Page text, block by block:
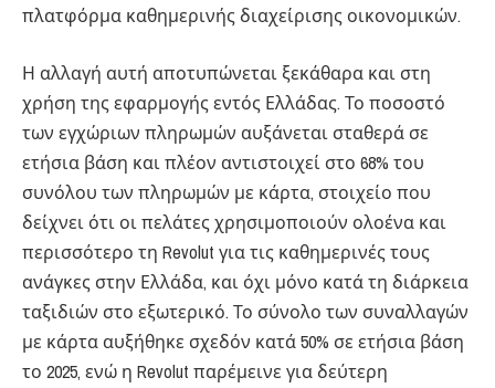
πλατφόρμα καθημερινής διαχείρισης οικονομικών.
Η αλλαγή αυτή αποτυπώνεται ξεκάθαρα και στη
χρήση της εφαρμογής εντός Ελλάδας. Το ποσοστό
των εγχώριων πληρωμών αυξάνεται σταθερά σε
ετήσια βάση και πλέον αντιστοιχεί στο 68% του
συνόλου των πληρωμών με κάρτα, στοιχείο που
δείχνει ότι οι πελάτες χρησιμοποιούν ολοένα και
περισσότερο τη Revolut για τις καθημερινές τους
ανάγκες στην Ελλάδα, και όχι μόνο κατά τη διάρκεια
ταξιδιών στο εξωτερικό. Το σύνολο των συναλλαγών
με κάρτα αυξήθηκε σχεδόν κατά 50% σε ετήσια βάση
το 2025, ενώ η Revolut παρέμεινε για δεύτερη